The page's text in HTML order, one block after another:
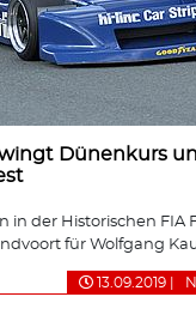
Dünenkurs
in der Historischen FIA
für Wolfgang
13.09.2019